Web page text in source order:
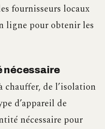
fournisseurs locaux
ligne pour obtenir les
nécessaire
chauffer, de l’isolation
d’appareil de
nécessaire pour